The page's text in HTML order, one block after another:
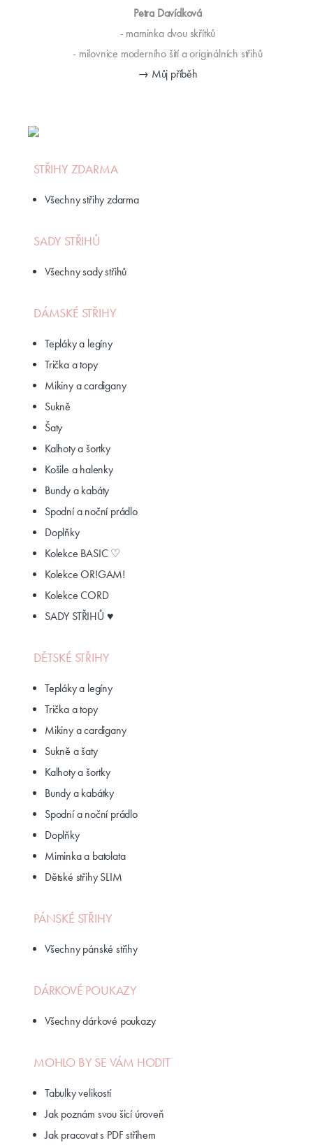
Petra Davídková
- maminka dvou skřítků
- milovnice moderního šití a originálních střihů
→ Můj příběh
STŘIHY ZDARMA
Všechny střihy zdarma
SADY STŘIHŮ
Všechny sady střihů
DÁMSKÉ STŘIHY
Tepláky a legíny
Trička a topy
Mikiny a cardigany
Sukně
Šaty
Kalhoty a šortky
Košile a halenky
Bundy a kabáty
Spodní a noční prádlo
Doplňky
Kolekce BASIC ♡
Kolekce OR!GAM!
Kolekce CORD
SADY STŘIHŮ ♥
DĚTSKÉ STŘIHY
Tepláky a legíny
Trička a topy
Mikiny a cardigany
Sukně a šaty
Kalhoty a šortky
Bundy a kabátky
Spodní a noční prádlo
Doplňky
Miminka a batolata
Dětské střihy SLIM
PÁNSKÉ STŘIHY
Všechny pánské střihy
DÁRKOVÉ POUKAZY
Všechny dárkové poukazy
MOHLO BY SE VÁM HODIT
Tabulky velikostí
Jak poznám svou šicí úroveň
Jak pracovat s PDF střihem